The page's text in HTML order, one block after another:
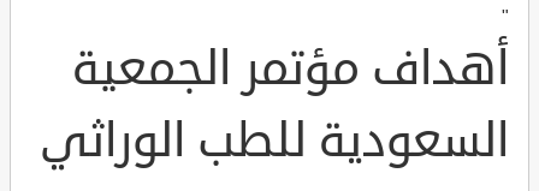
"
أهداف مؤتمر الجمعية
السعودية للطب الوراثي